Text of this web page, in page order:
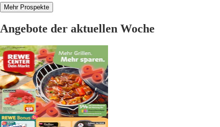
Mehr Prospekte
Angebote der aktuellen Woche